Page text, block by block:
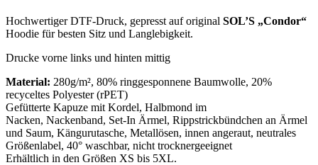
Hochwertiger DTF-Druck, gepresst auf original SOL’S „Condor“
Hoodie für besten Sitz und Langlebigkeit.
Drucke vorne links und hinten mittig
Material: 280g/m², 80% ringgesponnene Baumwolle, 20%
recyceltes Polyester(rPET)
Gefütterte Kapuze mit Kordel, Halbmond im
Nacken, Nackenband, Set-In Ärmel, Rippstrickbündchen an Ärmel
und Saum, Kängurutasche, Metallösen, innen angeraut, neutrales
Größenlabel, 40° waschbar, nicht trocknergeeignet
Erhältlich in den Größen XS bis 5XL.